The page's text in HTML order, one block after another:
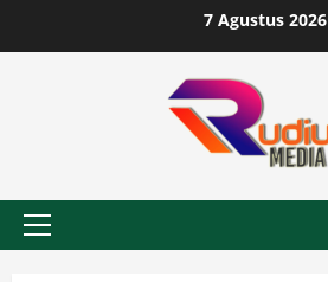
to
7 Agustus 2026
Primary